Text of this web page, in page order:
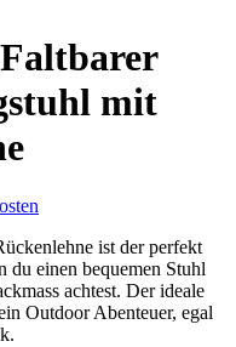
mit
ist der perfekt
einen bequemen Stuhl
achtest. Der ideale
Outdoor Abenteuer, egal